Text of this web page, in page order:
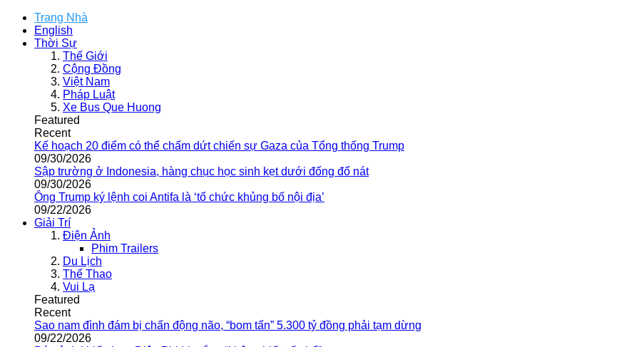
Trang Nhà
English
Thời Sự
Thế Giới
Cộng Đồng
Việt Nam
Pháp Luật
Xe Bus Que Huong
Featured
Recent
Kế hoạch 20 điểm có thể chấm dứt chiến sự Gaza của Tổng thống Trump
09/30/2026
Sập trường ở Indonesia, hàng chục học sinh kẹt dưới đống đổ nát
09/30/2026
Ông Trump ký lệnh coi Antifa là ‘tổ chức khủng bố nội địa’
09/22/2026
Giải Trí
Điện Ảnh
Phim Trailers
Du Lịch
Thể Thao
Vui Lạ
Featured
Recent
Sao nam đình đám bị chấn động não, “bom tấn” 5.300 tỷ đồng phải tạm dừng
09/22/2026